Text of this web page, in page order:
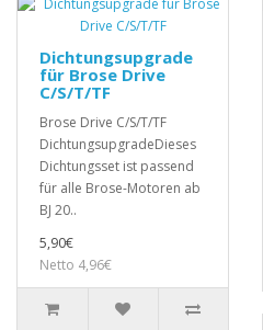
Dichtungsupgrade
für Brose Drive
C/S/T/TF
Brose Drive C/S/T/TF
DichtungsupgradeDieses
Dichtungsset ist passend
für alle Brose-Motoren ab
BJ 20..
5,90€
Netto 4,96€